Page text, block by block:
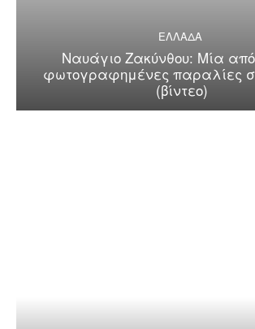
ΕΛΛΑΔΑ
Ναυάγιο Ζακύνθου: Μία από
φωτογραφημένες παραλίες
(βίντεο)